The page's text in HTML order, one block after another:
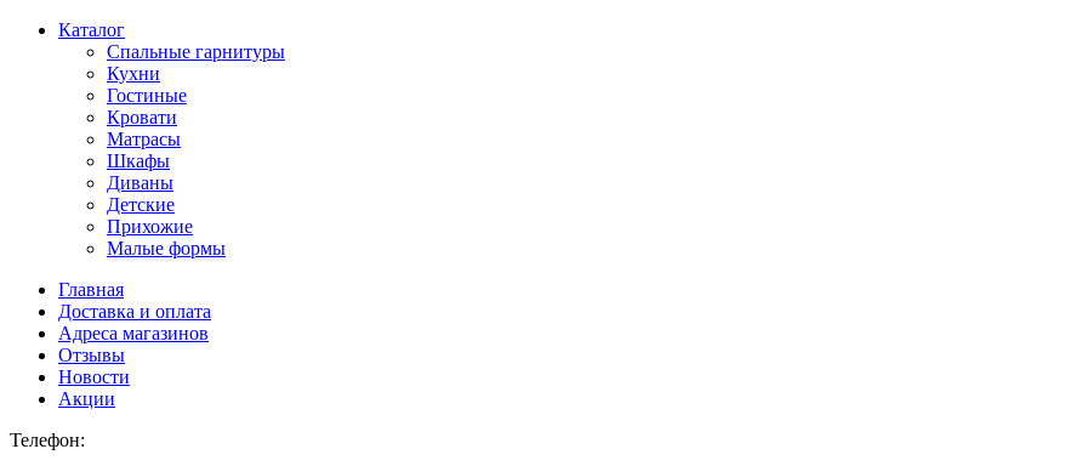
Каталог
Спальные гарнитуры
Кухни
Гостиные
Кровати
Матрасы
Шкафы
Диваны
Детские
Прихожие
Малые формы
Главная
Доставка и оплата
Адреса магазинов
Отзывы
Новости
Акции
Телефон: